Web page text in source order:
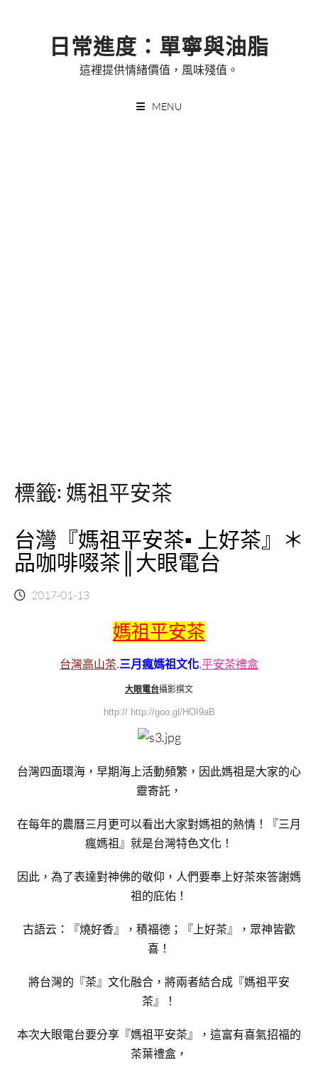
日常進度：單寧與油脂
這裡提供情緒價值，風味殘值。
MENU
標籤: 媽祖平安茶
台灣『媽祖平安茶▪ 上好茶』＊
品咖啡啜茶║大眼電台
2017-01-13
媽祖平安茶
台灣高山茶.三月瘋媽祖文化.平安茶禮盒
大眼電台攝影撰文
http:// http://goo.gl/HOI9aB
台灣四面環海，早期海上活動頻繁，因此媽祖是大家的心
靈寄託，
在每年的農曆三月更可以看出大家對媽祖的熱情！『三月
瘋媽祖』就是台灣特色文化！
因此，為了表達對神佛的敬仰，人們要奉上好茶來答謝媽
祖的庇佑！
古語云：『燒好香』，積福德；『上好茶』，眾神皆歡
喜！
將台灣的『茶』文化融合，將兩者結合成 『媽祖平安
茶』！
本次大眼電台要分享『媽祖平安茶』，這富有喜氣招福的
茶葉禮盒，